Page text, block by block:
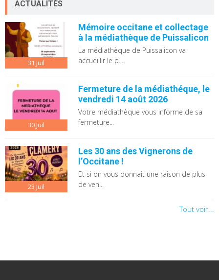
ACTUALITÉS
31 Juil
Mémoire occitane et collectage
à la médiathèque de Puissalicon
La médiathèque de Puissalicon va
accueillir le p...
30Juil
Fermeture de la médiathéque, le
vendredi 14 août 2026
Votre médiathèque vous informe de sa
fermeture...
23 Juil
Les 30 ans des Vignerons de
l’Occitane !
Et si on vous donnait une raison de plus
de ven...
Tout voir...